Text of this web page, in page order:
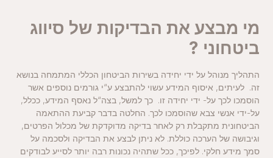
מי מבצע את הבדיקות של סיווג
ביטחוני ?
התהליך מנוהל על ידי יחידה בשירות הביטחון הכללי המתמחה בנושא
זה. לעיתים, איסוף המידע עשוי להתבצע ע“י גורמים נוספים אשר
הוסמכו לכך על- ידי יחידה זו. כך למשל, בצה“ל נאסף המידע, ככלל,
על-ידי אנשי צבא שהוסמכו לכך. החלטה בדבר קביעת ההתאמה
הביטחונית מתקבלת רק לאחר בדיקה מדוקדקת של מכלול הפרטים,
וגיבושה של הערכה כוללת. לא ניתן לבצע את הבדיקה ולסכמה על
סמך מידע חלקי. לפיכך, ככל שתהיה נכונות רבה יותר לסייע לבודקים